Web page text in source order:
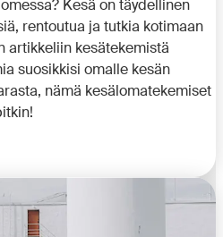
Kesä on täydellinen
rentoutua ja tutkia kotimaan
artikkeliin kesätekemistä
suosikkisi omalle kesän
nämä kesälomatekemiset